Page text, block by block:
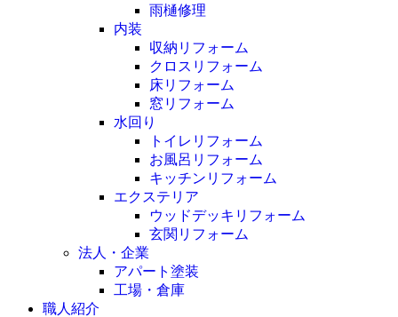
雨樋修理
内装
収納リフォーム
クロスリフォーム
床リフォーム
窓リフォーム
水回り
トイレリフォーム
お風呂リフォーム
キッチンリフォーム
エクステリア
ウッドデッキリフォーム
玄関リフォーム
法人・企業
アパート塗装
工場・倉庫
職人紹介